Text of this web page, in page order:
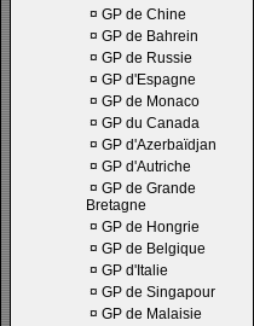
¤ GP de Chine
¤ GP de Bahrein
¤ GP de Russie
¤ GP d'Espagne
¤ GP de Monaco
¤ GP du Canada
¤ GP d'Azerbaïdjan
¤ GP d'Autriche
¤ GP de Grande
Bretagne
¤ GP de Hongrie
¤ GP de Belgique
¤ GP d'Italie
¤ GP de Singapour
¤ GP de Malaisie